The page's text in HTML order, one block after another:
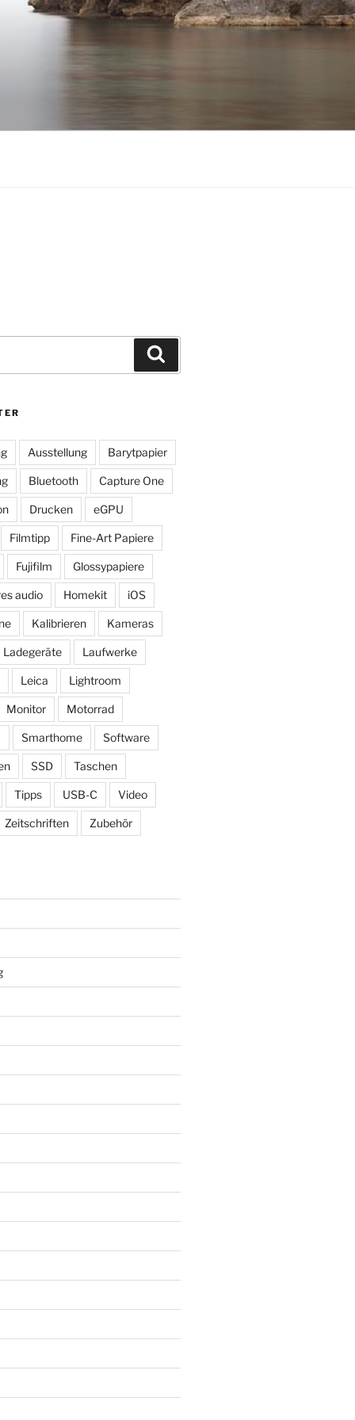
Ausstellung Barytpapier
Bluetooth Capture One
Drucken eGPU
Filmtipp Fine-Art Papiere
Fujifilm Glossypapiere
audio Homekit iOS
Kalibrieren Kameras
Ladegeräte Laufwerke
Leica Lightroom
Monitor Motorrad
Smarthome Software
SSD Taschen
Tipps USB-C Video
Zeitschriften Zubehör